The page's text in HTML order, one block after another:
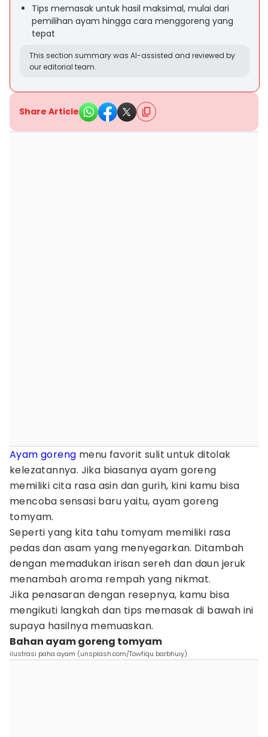
Tips memasak untuk hasil maksimal, mulai dari
pemilihan ayam hingga cara menggoreng yang
tepat
This section summary was AI-assisted and reviewed by
our editorial team.
Share Article
Ayam goreng menu favorit sulit untuk ditolak
kelezatannya. Jika biasanya ayam goreng
memiliki cita rasa asin dan gurih, kini kamu bisa
mencoba sensasi baru yaitu, ayam goreng
tomyam.
Seperti yang kita tahu tomyam memiliki rasa
pedas dan asam yang menyegarkan. Ditambah
dengan memadukan irisan sereh dan daun jeruk
menambah aroma rempah yang nikmat.
Jika penasaran dengan resepnya, kamu bisa
mengikuti langkah dan tips memasak di bawah ini
supaya hasilnya memuaskan.
Bahan ayam goreng tomyam
ilustrasi paha ayam (unsplash.com/Towfiqu barbhuiy)